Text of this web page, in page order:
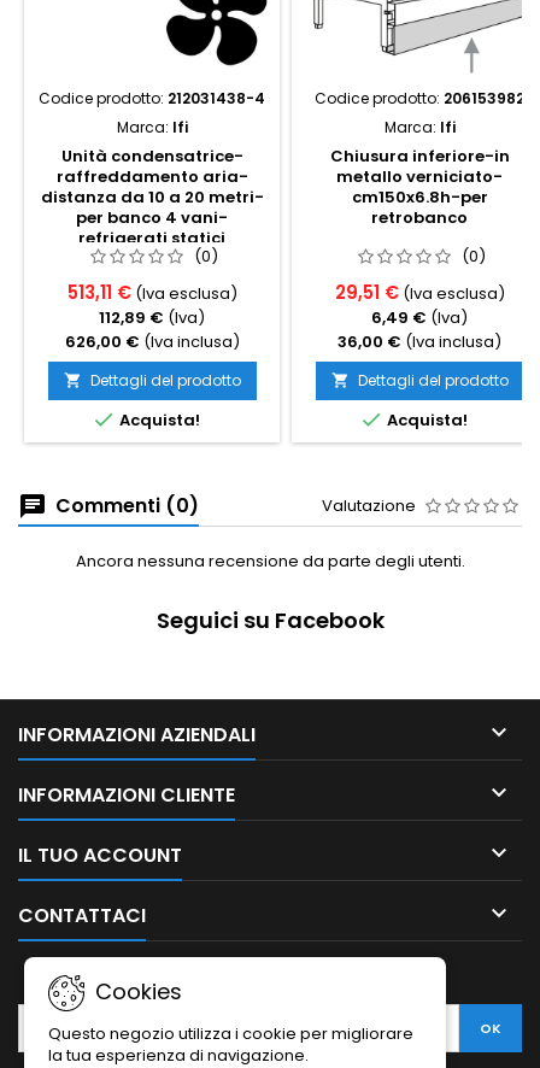
Codice prodotto: 212031438-4
Marca: Ifi
Unità condensatrice-
raffreddamento aria-
distanza da 10 a 20 metri-
per banco 4 vani-
refrigerati statici
(0)
513,11 € (Iva esclusa)
112,89 € (Iva)
626,00 € (Iva inclusa)
 Dettagli del prodotto
 Acquista!
Codice prodotto: 206153982
Marca: Ifi
Chiusura inferiore-in
metallo verniciato-
cm150x6.8h-per
retrobanco
(0)
29,51 € (Iva esclusa)
6,49 € (Iva)
36,00 € (Iva inclusa)
 Dettagli del prodotto
 Acquista!
Commenti (0) Valutazione
Ancora nessuna recensione da parte degli utenti.
Seguici su Facebook
INFORMAZIONI AZIENDALI 
INFORMAZIONI CLIENTE 
IL TUO ACCOUNT 
CONTATTACI 
Cookies
Questo negozio utilizza i cookie per migliorare
la tua esperienza di navigazione.